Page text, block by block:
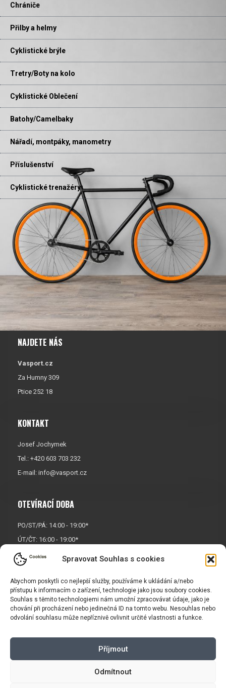
Spravovat Souhlas s cookies
Abychom poskytli co nejlepší služby, používáme k ukládání a/nebo
přístupu k informacím o zařízení, technologie jako jsou soubory cookies.
Souhlas s těmito technologiemi nám umožní zpracovávat údaje, jako je
chování při procházení nebo jedinečná ID na tomto webu. Nesouhlas nebo
odvolání souhlasu může nepříznivě ovlivnit určité vlastnosti a funkce.
Příjmout
Odmítnout
Chrániče
Přilby a helmy
Cyklistické brýle
Tretry/Boty na kolo
Cyklistické Oblečení
Batohy/Camelbaky
Nářadí, montpáky, manometry
Příslušenství
Cyklistické trenažéry
NAJDETE NÁS
Vasport.cz
Za Humny 309
Ptice 252 18
KONTAKT
Josef Jochymek
Tel.: +420 603 703 232
E-mail: info@vasport.cz
OTEVÍRACÍ DOBA
PO/ST/PÁ: 14:00 - 19:00*
ÚT/ČT: 16:00 - 19:00*
Sobota: 9:00 - 17:00*
Neděle:
* Říjen, listopad a prosinec
OTEVŘENO POUZE
PO/ST/PÁ